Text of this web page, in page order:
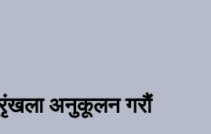
अनुकूलन गरौं